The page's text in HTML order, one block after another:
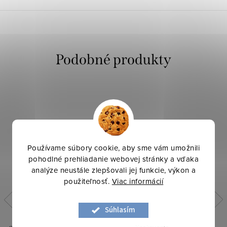
Používame súbory cookie, aby sme vám umožnili
pohodlné prehliadanie webovej stránky a vďaka
analýze neustále zlepšovali jej funkcie, výkon a
použiteľnosť. Viac informácií
Súhlasím